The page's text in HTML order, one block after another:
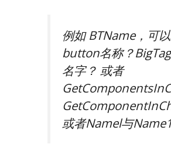
例如 BTName，可
button名称？
名字？ 或者
或者Namel与